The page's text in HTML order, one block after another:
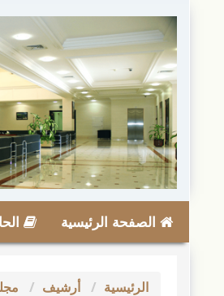
الجانبي
الصفحة الرئيسية
الرئيسية أرشيف مجلد 1 عدد يناير (2019): مجلة